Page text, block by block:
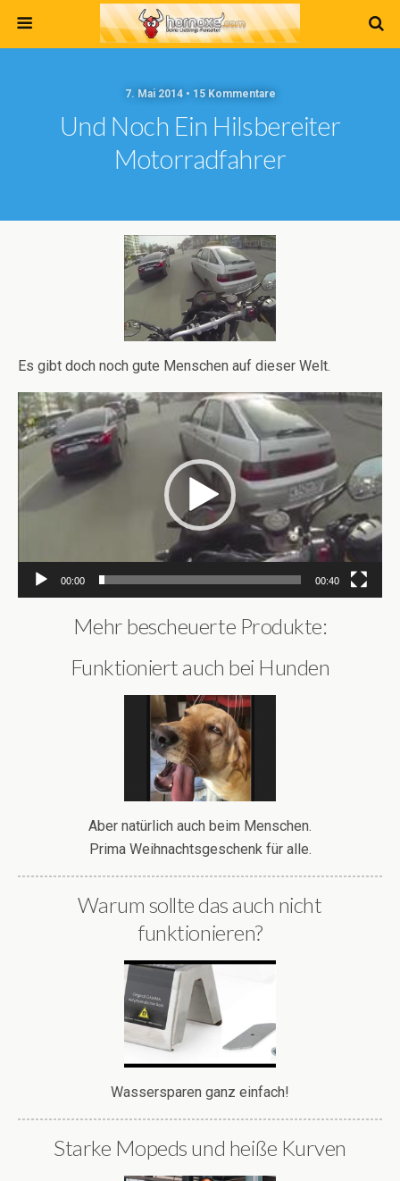
7. Mai 2014 • 15 Kommentare
Und Noch Ein Hilsbereiter
Motorradfahrer
Es gibt doch noch gute Menschen auf dieser Welt.
Video-
Player
00:00 00:40
Mehr bescheuerte Produkte:
Funktioniert auch bei Hunden
Aber natürlich auch beim Menschen.
Prima Weihnachtsgeschenk für alle.
Warum sollte das auch nicht
funktionieren?
Wassersparen ganz einfach!
Starke Mopeds und heiße Kurven